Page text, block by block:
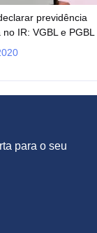
previdência
IR: VGBL e PGBL
para o seu